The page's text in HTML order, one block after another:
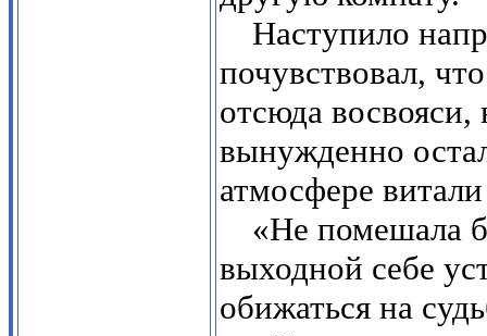
Наступило
почувствовал,
отсюда
вынужденно
атмосфере
«Не помешала
выходной себе
обижаться на